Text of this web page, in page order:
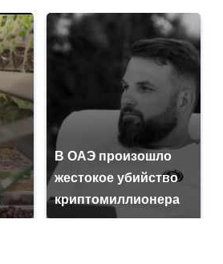
В ОАЭ произошло
жестокое убийство
криптомиллионера